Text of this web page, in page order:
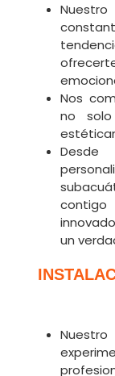
Nos
no solo
un